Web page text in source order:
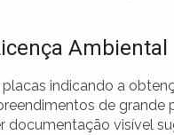
Ambiental
indicando a
de
documentação visível